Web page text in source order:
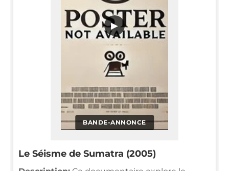
BANDE-ANNONCE
▶
Le Séisme de Sumatra (2005)